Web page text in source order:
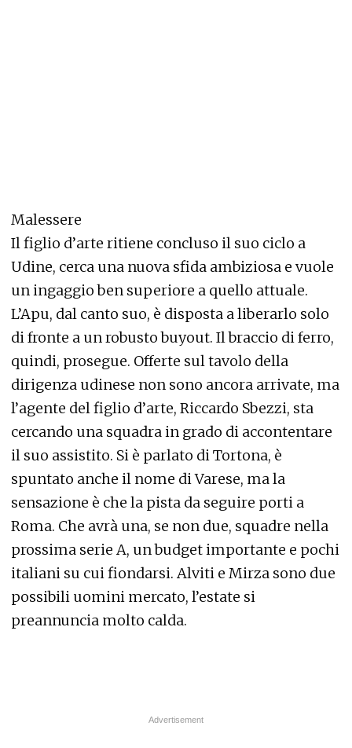
Malessere
Il figlio d’arte ritiene concluso il suo ciclo a
Udine, cerca una nuova sfida ambiziosa e vuole
un ingaggio ben superiore a quello attuale.
L’Apu, dal canto suo, è disposta a liberarlo solo
di fronte a un robusto buyout. Il braccio di ferro,
quindi, prosegue. Offerte sul tavolo della
dirigenza udinese non sono ancora arrivate, ma
l’agente del figlio d’arte, Riccardo Sbezzi, sta
cercando una squadra in grado di accontentare
il suo assistito. Si è parlato di Tortona, è
spuntato anche il nome di Varese, ma la
sensazione è che la pista da seguire porti a
Roma. Che avrà una, se non due, squadre nella
prossima serie A, un budget importante e pochi
italiani su cui fiondarsi. Alviti e Mirza sono due
possibili uomini mercato, l’estate si
preannuncia molto calda.